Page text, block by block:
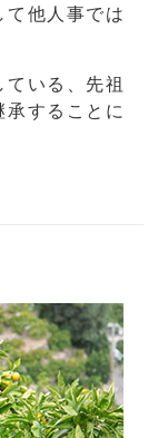
て他人事では
いる、先祖
することに